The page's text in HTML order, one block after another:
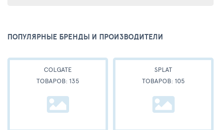
ПОПУЛЯРНЫЕ БРЕНДЫ И ПРОИЗВОДИТЕЛИ
COLGATE
ТОВАРОВ: 135
SPLAT
ТОВАРОВ: 105